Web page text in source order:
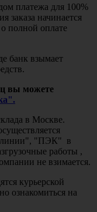
платежа для 100%
заказа начинается
полной оплате
банк взымает
вы можете
в Москве.
линии", "ПЭК" в
работы ,
не взимается.
курьерской
ознакомиться на